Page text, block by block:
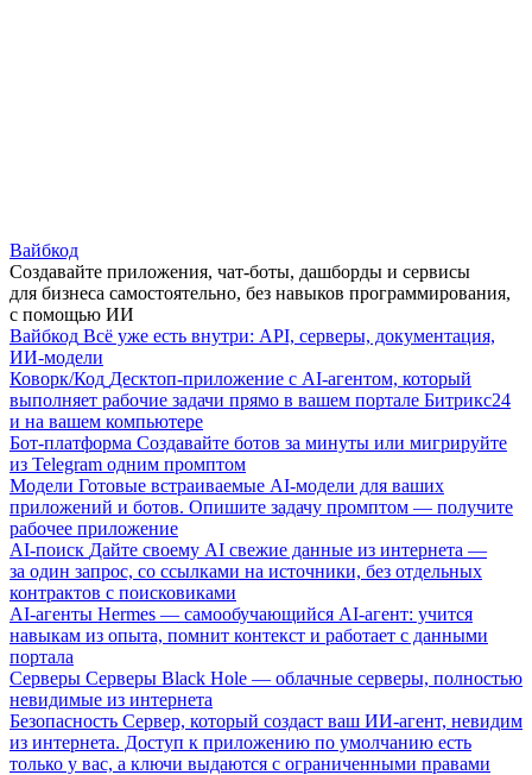
Вайбкод
Создавайте приложения, чат-боты, дашборды и сервисы
для бизнеса самостоятельно, без навыков программирования,
с помощью ИИ
Вайбкод Всё уже есть внутри: API, серверы, документация,
ИИ-модели
Коворк/Код Десктоп-приложение с AI-агентом, который
выполняет рабочие задачи прямо в вашем портале Битрикс24
и на вашем компьютере
Бот-платформа Создавайте ботов за минуты или мигрируйте
из Telegram одним промптом
Модели Готовые встраиваемые AI-модели для ваших
приложений и ботов. Опишите задачу промптом — получите
рабочее приложение
AI-поиск Дайте своему AI свежие данные из интернета —
за один запрос, со ссылками на источники, без отдельных
контрактов с поисковиками
AI-агенты Hermes — самообучающийся AI-агент: учится
навыкам из опыта, помнит контекст и работает с данными
портала
Серверы Серверы Black Hole — облачные серверы, полностью
невидимые из интернета
Безопасность Сервер, который создаст ваш ИИ-агент, невидим
из интернета. Доступ к приложению по умолчанию есть
только у вас, а ключи выдаются с ограниченными правами